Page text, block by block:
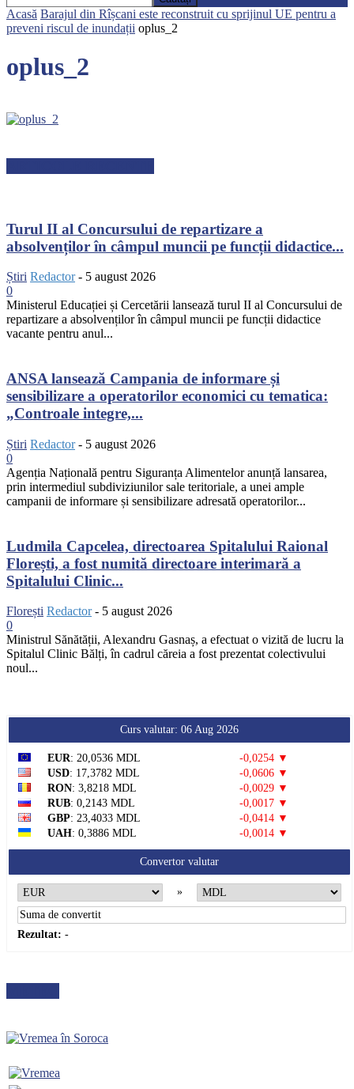
Acasă Barajul din Rîșcani este reconstruit cu sprijinul UE pentru a
preveni riscul de inundații oplus_2
oplus_2
Turul II al Concursului de repartizare a
absolvenților în câmpul muncii pe funcții didactice...
Știri Redactor - 5 august 2026
0
Ministerul Educației și Cercetării lansează turul II al Concursului de
repartizare a absolvenților în câmpul muncii pe funcții didactice
vacante pentru anul...
ANSA lansează Campania de informare și
sensibilizare a operatorilor economici cu tematica:
„Controale integre,...
Știri Redactor - 5 august 2026
0
Agenția Națională pentru Siguranța Alimentelor anunță lansarea,
prin intermediul subdiviziunilor sale teritoriale, a unei ample
campanii de informare și sensibilizare adresată operatorilor...
Ludmila Capcelea, directoarea Spitalului Raional
Florești, a fost numită directoare interimară a
Spitalului Clinic...
Florești Redactor - 5 august 2026
0
Ministrul Sănătății, Alexandru Gasnaș, a efectuat o vizită de lucru la
Spitalul Clinic Bălți, în cadrul căreia a fost prezentat colectivului
noul...
Curs valutar: 06 Aug 2026
EUR: 20,0536 MDL
-0,0254 ▼
USD: 17,3782 MDL
-0,0606 ▼
RON: 3,8218 MDL
-0,0029 ▼
RUB: 0,2143 MDL
-0,0017 ▼
GBP: 23,4033 MDL
-0,0414 ▼
UAH: 0,3886 MDL -0,0014 ▼
Convertor valutar
»
Rezultat: -